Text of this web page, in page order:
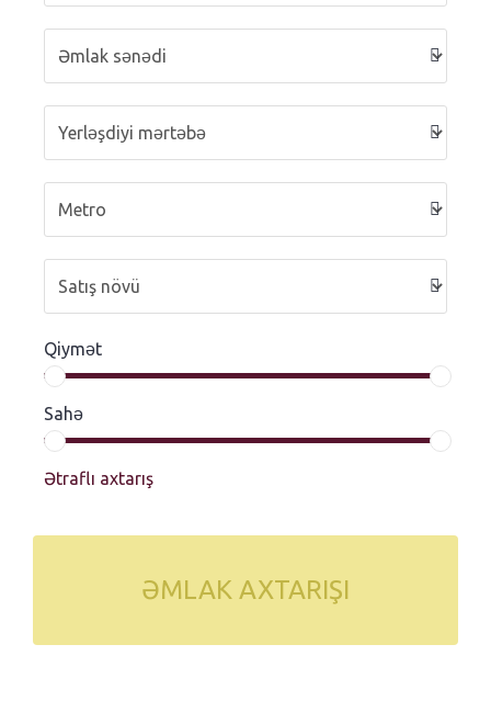
Qiymət
Sahə
Ətraflı axtarış
ƏMLAK AXTARIŞI